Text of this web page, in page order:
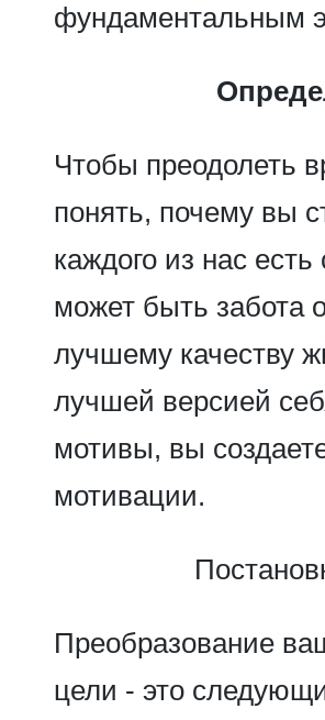
фундаментальным
Чтобы преодолеть
понять, почему вы
каждого из нас
может быть забота
лучшему качеству
лучшей версией
мотивы, вы
мотивации.
Преобразование
цели - это